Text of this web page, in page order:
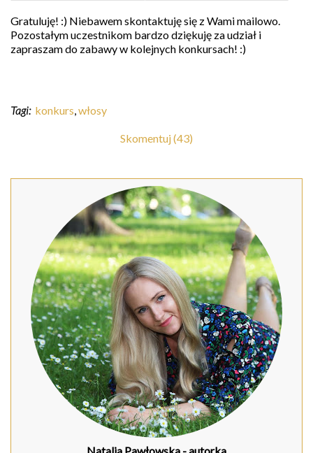
Gratuluję! :) Niebawem skontaktuję się z Wami mailowo.
Pozostałym uczestnikom bardzo dziękuję za udział i
zapraszam do zabawy w kolejnych konkursach! :)
Tagi: konkurs,włosy
Skomentuj (43)